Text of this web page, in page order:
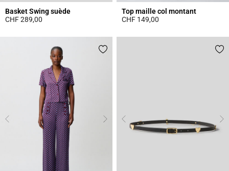
Basket Swing suède
CHF 289,00
Top maille col montant
CHF 149,00